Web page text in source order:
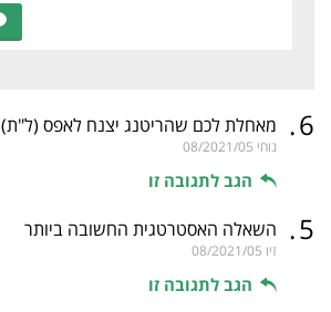
6
. מאחלת לכם שהריטנג יצנח לאפס (ל"ת)
נוחי 08/2021/05
הגב לתגובה זו
5
. השאלה האסטרטגית החשובה ביותר
זיו 08/2021/05
הגב לתגובה זו